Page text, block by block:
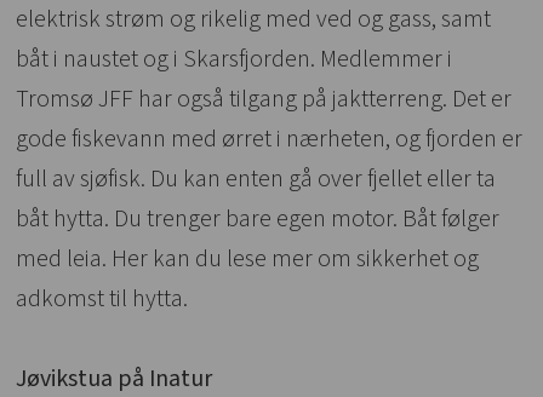
elektrisk strøm og rikelig med ved og gass, samt
båt i naustet og i Skarsfjorden. Medlemmer i
Tromsø JFF har også tilgang på jaktterreng. Det er
gode fiskevann med ørret i nærheten, og fjorden er
full av sjøfisk. Du kan enten gå over fjellet eller ta
båt hytta. Du trenger bare egen motor. Båt følger
med leia. Her kan du lese mer om sikkerhet og
adkomst til hytta.
Jøvikstua på Inatur